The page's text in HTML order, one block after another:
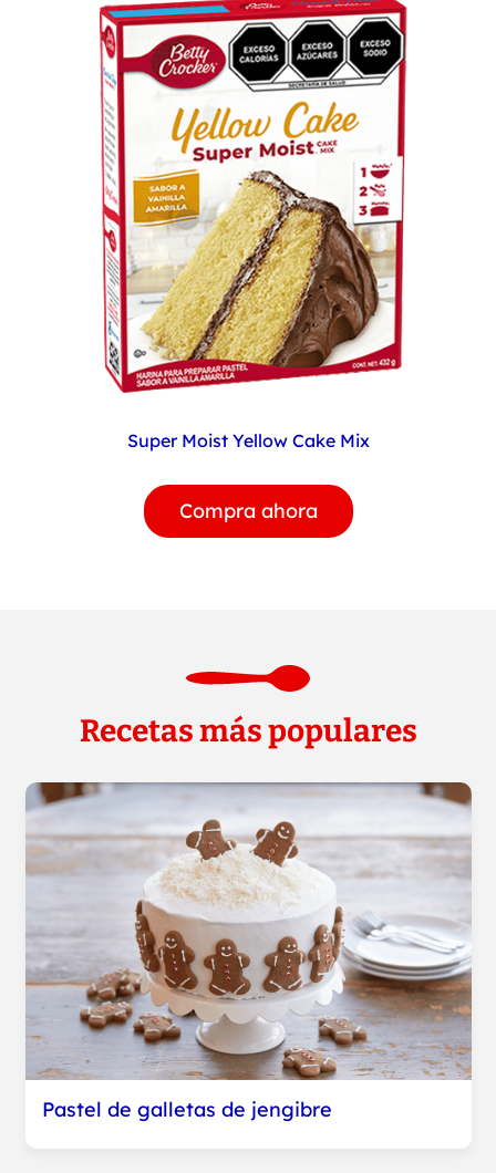
Super Moist Yellow Cake Mix
Compra ahora
Recetas más populares
Pastel de galletas de jengibre